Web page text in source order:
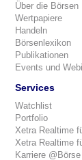
Über die Börsen
Wertpapiere
Handeln
Börsenlexikon
Publikationen
Events und
Services
Watchlist
Portfolio
Xetra Realtime
Xetra Realtime
Karriere @Börse